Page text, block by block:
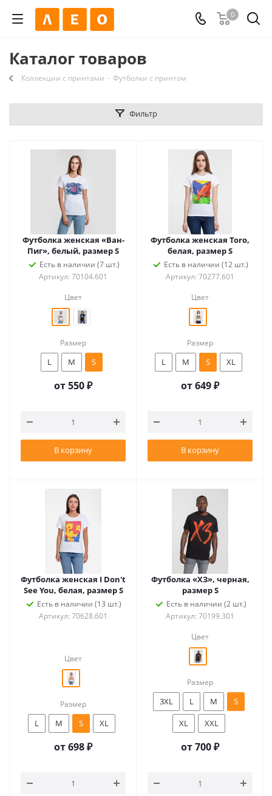
0
Каталог товаров
Коллекции с принтами - Футболки с принтом
Фильтр
Футболка женская «Ван-
Пиг», белый, размер S
Есть в наличии (7 шт.)
Артикул: 70104.601
Цвет
Размер
L M S
от550 ₽
В корзину
Футболка женская Toro,
белая, размер S
Есть в наличии (12 шт.)
Артикул: 70277.601
Цвет
Размер
L M S XL
от649 ₽
В корзину
Футболка женская I Don't
See You, белая, размер S
Есть в наличии (13 шт.)
Артикул: 70628.601
Цвет
Размер
L M S XL
от698 ₽
Футболка «ХЗ», черная,
размер S
Есть в наличии (2 шт.)
Артикул: 70199.301
Цвет
Размер
3XL L M
S
XL
XXL
от700 ₽